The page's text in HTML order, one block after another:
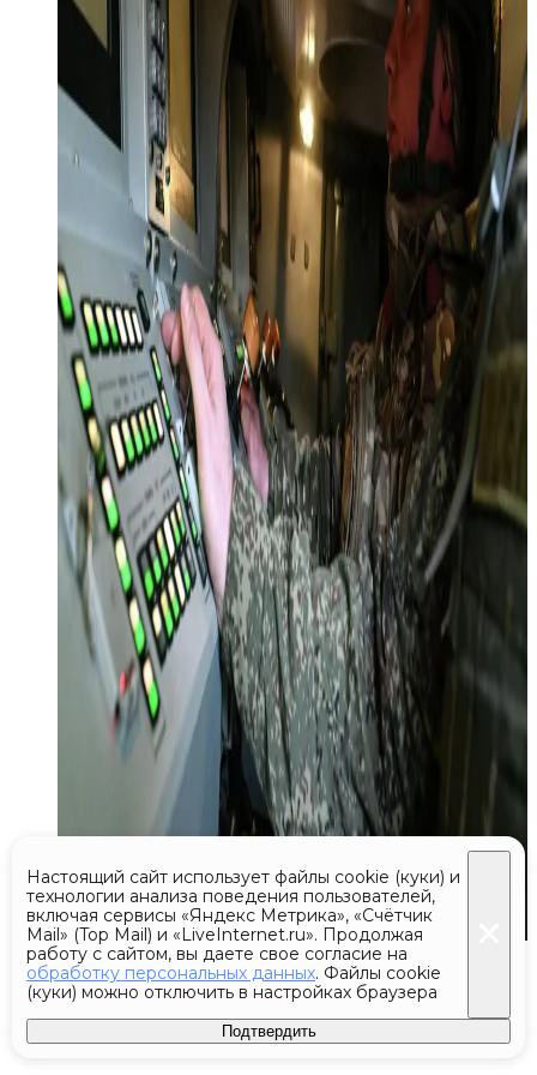
Сегодня 10:47
В Белгороде из-за атак ВСУ
погибли трое мирных жителей
Настоящий сайт использует файлы cookie (куки) и
технологии анализа поведения пользователей,
включая сервисы «Яндекс Метрика», «Счётчик
Mail» (Top Mail) и «LiveInternet.ru». Продолжая
работу с сайтом, вы даете свое согласие на
обработку персональных данных. Файлы cookie
(куки) можно отключить в настройках браузера
Подтвердить